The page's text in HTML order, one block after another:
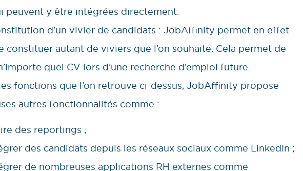
peuvent y être intégrées directement.
d’un vivier de candidats : JobAffinity permet en effet
constituer autant de viviers que l’on souhaite. Cela permet de
quel CV lors d’une recherche d’emploi future.
fonctions que l’on retrouve ci-dessus, JobAffinity propose
autres fonctionnalités comme :
des reportings ;
des candidats depuis les réseaux sociaux comme LinkedIn ;
de nombreuses applications RH externes comme